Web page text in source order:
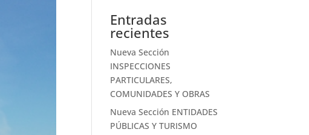
Entradas
recientes
Nueva Sección
INSPECCIONES
PARTICULARES,
COMUNIDADES Y OBRAS
Nueva Sección ENTIDADES
PÚBLICAS Y TURISMO